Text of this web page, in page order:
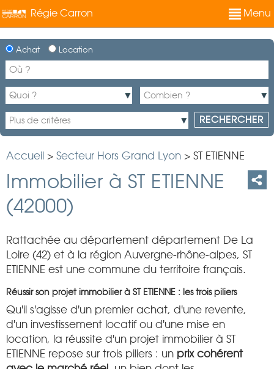
Régie Carron Menu
Achat Location
Accueil > Secteur Hors Grand Lyon > ST ETIENNE
Immobilier à ST ETIENNE
(42000)
Rattachée au département département De La
Loire (42) et à la région Auvergne-rhône-alpes, ST
ETIENNE est une commune du territoire français.
Réussir son projet immobilier à ST ETIENNE : les trois piliers
Qu'il s'agisse d'un premier achat, d'une revente,
d'un investissement locatif ou d'une mise en
location, la réussite d'un projet immobilier à ST
ETIENNE repose sur trois piliers : un prix cohérent